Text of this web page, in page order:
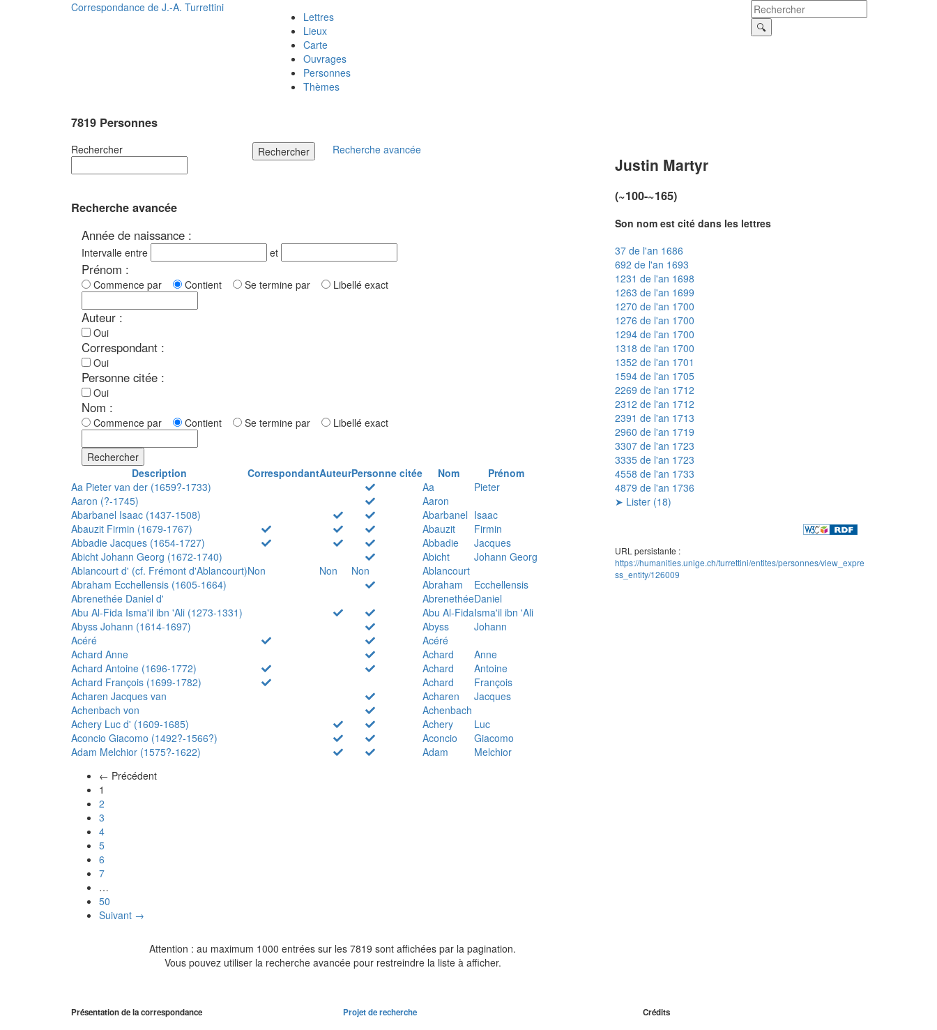
Correspondance de J.-A. Turrettini
Lettres
Lieux
Carte
Ouvrages
Personnes
Thèmes
7819 Personnes
Rechercher Rechercher Recherche avancée
Recherche avancée
Année de naissance :
Intervalle entre et
Prénom :
Commence par Contient Se termine par Libellé exact
Auteur :
Oui
Correspondant :
Oui
Personne citée :
Oui
Nom :
Commence par Contient Se termine par Libellé exact
Rechercher
Description
CorrespondantAuteurPersonne citée Nom
Prénom
Aa Pieter van der (1659?-1733)
Aa
Pieter
Aaron (?-1745)
Aaron
Abarbanel Isaac (1437-1508)
Abarbanel Isaac
Abauzit Firmin (1679-1767)
Abauzit
Firmin
Abbadie Jacques (1654-1727)
Abbadie
Jacques
Abicht Johann Georg (1672-1740)
Abicht
Johann Georg
Ablancourt d' (cf. Frémont d'Ablancourt)Non Non Non
Ablancourt
Abraham Ecchellensis (1605-1664)
Abraham
Ecchellensis
Abrenethée Daniel d'
AbrenethéeDaniel
Abu Al-Fida Isma'il ibn 'Ali (1273-1331)
Abu Al-FidaIsma'il ibn 'Ali
Abyss Johann (1614-1697)
Abyss
Johann
Acéré
Acéré
Achard Anne
Achard
Anne
Achard Antoine (1696-1772)
Achard
Antoine
Achard François (1699-1782)
Achard
François
Acharen Jacques van
Acharen
Jacques
Achenbach von
Achenbach
Achery Luc d' (1609-1685)
Achery
Luc
Aconcio Giacomo (1492?-1566?)
Aconcio
Giacomo
Adam Melchior (1575?-1622)
Adam
Melchior
← Précédent
1
2
3
4
5
6
7
…
50
Suivant →
Attention : au maximum 1000 entrées sur les 7819 sont affichées par la pagination.
Vous pouvez utiliser la recherche avancée pour restreindre la liste à afficher.
Justin Martyr
(~100-~165)
Son nom est cité dans les lettres
37 de l'an 1686
692 de l'an 1693
1231 de l'an 1698
1263 de l'an 1699
1270 de l'an 1700
1276 de l'an 1700
1294 de l'an 1700
1318 de l'an 1700
1352 de l'an 1701
1594 de l'an 1705
2269 de l'an 1712
2312 de l'an 1712
2391 de l'an 1713
2960 de l'an 1719
3307 de l'an 1723
3335 de l'an 1723
4558 de l'an 1733
4879 de l'an 1736
➤ Lister (18)
URL persistante :
https://humanities.unige.ch/turrettini/entites/personnes/view_expre
ss_entity/126009
Présentation de la correspondance Projet de recherche Crédits